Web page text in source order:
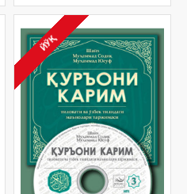
ЙЎҚ